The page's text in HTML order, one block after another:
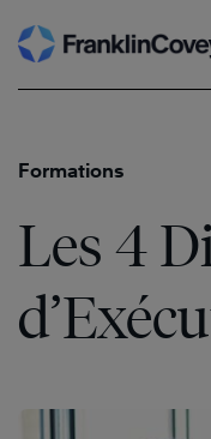
Skip
to
Formations
Les 4